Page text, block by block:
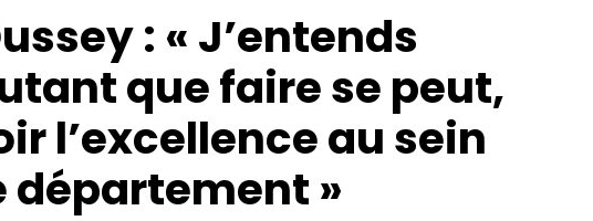
: « J’entends
que faire se peut,
l’excellence au sein
département »